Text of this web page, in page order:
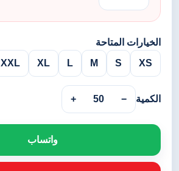
الخيارات المتاحة
XS
S
M
L
XL
XXL
الكمية −
50
+
واتساب